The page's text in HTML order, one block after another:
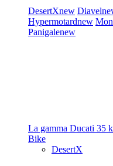
DesertXnew Diavel
Hypermotardnew
Panigalenew
La gamma Ducati 35
Bike
DesertX